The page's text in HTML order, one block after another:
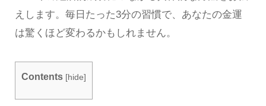
えします。毎日たった3分の習慣で、あなたの金運
は驚くほど変わるかもしれません。
Contents [hide]